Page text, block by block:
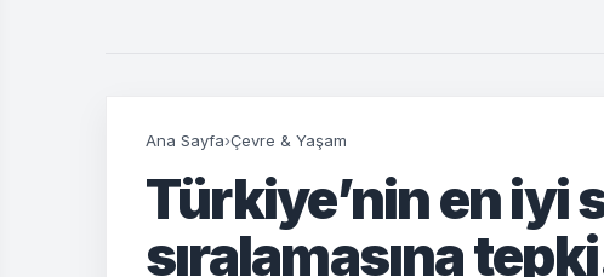
Ana Sayfa›Çevre & Yaşam
Türkiye’nin en iyi
sıralamasına